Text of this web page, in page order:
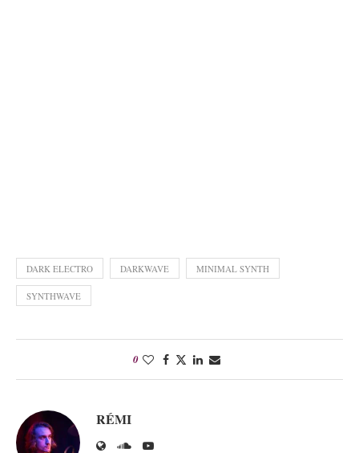
DARK ELECTRO DARKWAVE MINIMAL SYNTH
SYNTHWAVE
0
RÉMI